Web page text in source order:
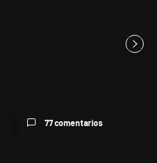
77 comentarios